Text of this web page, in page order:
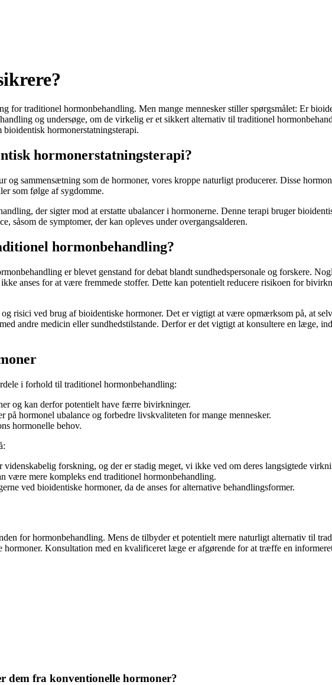
for traditionel hormonbehandling. Men mange mennesker stiller spørgsmålet: Er
og undersøge, om de virkelig er et sikkert alternativ til traditionel
hormonerstatningsterapi.
hormonerstatningsterapi?
og sammensætning som de hormoner, vores kroppe naturligt producerer. Disse
som følge af sygdomme.
der sigter mod at erstatte ubalancer i hormonerne. Denne terapi bruger
såsom de symptomer, der kan opleves under overgangsalderen.
hormonbehandling?
er blevet genstand for debat blandt sundhedspersonale og forskere.
anses for at være fremmede stoffer. Dette kan potentielt reducere risikoen for
risici ved brug af bioidentiske hormoner. Det er vigtigt at være opmærksom på, at
andre medicin eller sundhedstilstande. Derfor er det vigtigt at konsultere en læge,
i forhold til traditionel hormonbehandling:
og kan derfor potentielt have færre bivirkninger.
hormonel ubalance og forbedre livskvaliteten for mange mennesker.
hormonelle behov.
forskning, og der er stadig meget, vi ikke ved om deres langsigtede
være mere kompleks end traditionel hormonbehandling.
ved bioidentiske hormoner, da de anses for alternative behandlingsformer.
for hormonbehandling. Mens de tilbyder et potentielt mere naturligt alternativ til
Konsultation med en kvalificeret læge er afgørende for at træffe en
dem fra konventionelle hormoner?